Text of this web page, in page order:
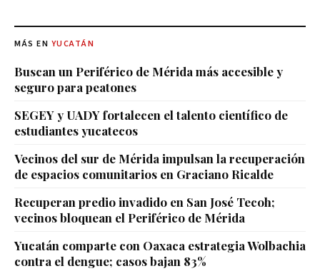
MÁS EN YUCATÁN
Buscan un Periférico de Mérida más accesible y
seguro para peatones
SEGEY y UADY fortalecen el talento científico de
estudiantes yucatecos
Vecinos del sur de Mérida impulsan la recuperación
de espacios comunitarios en Graciano Ricalde
Recuperan predio invadido en San José Tecoh;
vecinos bloquean el Periférico de Mérida
Yucatán comparte con Oaxaca estrategia Wolbachia
contra el dengue; casos bajan 83%